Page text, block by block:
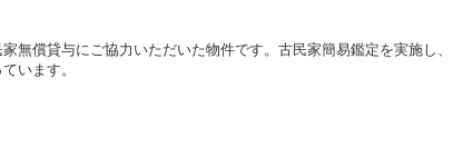
無償貸与にご協力いただいた物件です。古民家簡易鑑定を実施し、
います。